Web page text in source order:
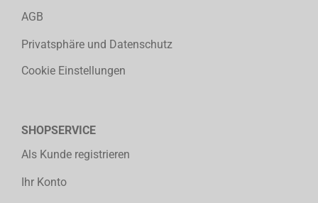
AGB
Privatsphäre und Datenschutz
Cookie Einstellungen
SHOPSERVICE
Als Kunde registrieren
Ihr Konto